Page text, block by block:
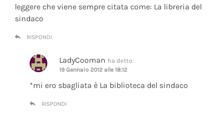
leggere che viene sempre citata come: La libreria del
sindaco
RISPONDI
LadyCooman ha detto:
19 Gennaio 2012 alle 18:12
*mi ero sbagliata è La biblioteca del sindaco
RISPONDI